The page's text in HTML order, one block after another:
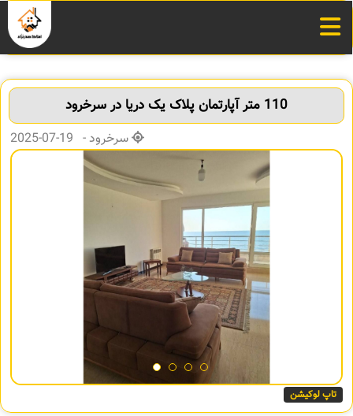
110 متر آپارتمان پلاک یک دریا در سرخرود
سرخرود - 19-07-2025
تاپ لوکیشن